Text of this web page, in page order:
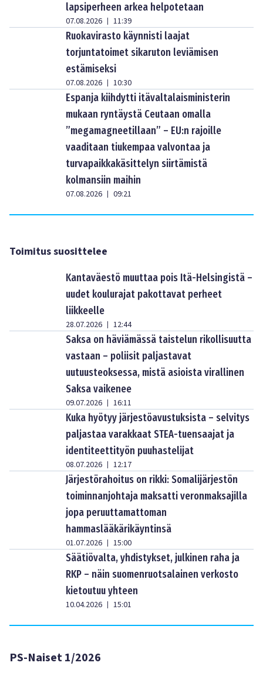
lapsiperheen arkea helpotetaan
07.08.2026 | 11:39
Ruokavirasto käynnisti laajat
torjuntatoimet sikaruton leviämisen
estämiseksi
07.08.2026 | 10:30
Espanja kiihdytti itävaltalaisministerin
mukaan ryntäystä Ceutaan omalla
”megamagneetillaan” – EU:n rajoille
vaaditaan tiukempaa valvontaa ja
turvapaikkakäsittelyn siirtämistä
kolmansiin maihin
07.08.2026 | 09:21
Toimitus suosittelee
Kantaväestö muuttaa pois Itä-Helsingistä –
uudet koulurajat pakottavat perheet
liikkeelle
28.07.2026 | 12:44
Saksa on häviämässä taistelun rikollisuutta
vastaan – poliisit paljastavat
uutuusteoksessa, mistä asioista virallinen
Saksa vaikenee
09.07.2026 | 16:11
Kuka hyötyy järjestöavustuksista – selvitys
paljastaa varakkaat STEA-tuensaajat ja
identiteettityön puuhastelijat
08.07.2026 | 12:17
Järjestörahoitus on rikki: Somalijärjestön
toiminnanjohtaja maksatti veronmaksajilla
jopa peruuttamattoman
hammaslääkärikäyntinsä
01.07.2026 | 15:00
Säätiövalta, yhdistykset, julkinen raha ja
RKP – näin suomenruotsalainen verkosto
kietoutuu yhteen
10.04.2026 | 15:01
PS-Naiset 1/2026